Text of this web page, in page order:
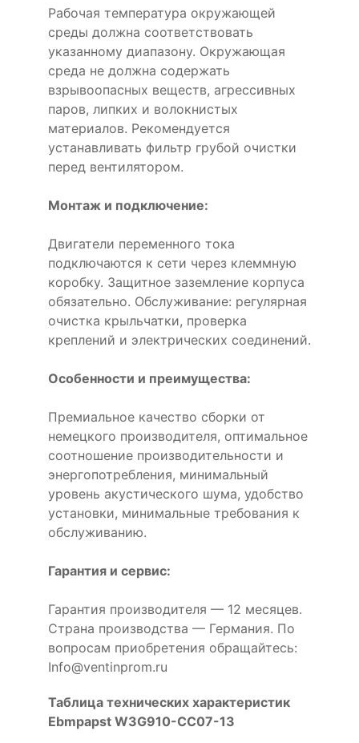
Рабочая температура окружающей
среды должна соответствовать
указанному диапазону. Окружающая
среда не должна содержать
взрывоопасных веществ, агрессивных
паров, липких и волокнистых
материалов. Рекомендуется
устанавливать фильтр грубой очистки
перед вентилятором.
Монтаж и подключение:
Двигатели переменного тока
подключаются к сети через клеммную
коробку. Защитное заземление корпуса
обязательно. Обслуживание: регулярная
очистка крыльчатки, проверка
креплений и электрических соединений.
Особенности и преимущества:
Премиальное качество сборки от
немецкого производителя, оптимальное
соотношение производительности и
энергопотребления, минимальный
уровень акустического шума, удобство
установки, минимальные требования к
обслуживанию.
Гарантия и сервис:
Гарантия производителя — 12 месяцев.
Страна производства — Германия. По
вопросам приобретения обращайтесь:
Info@ventinprom.ru
Таблица технических характеристик
Ebmpapst W3G910-CC07-13